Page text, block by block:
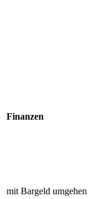
Finanzen
mit Bargeld umgehen